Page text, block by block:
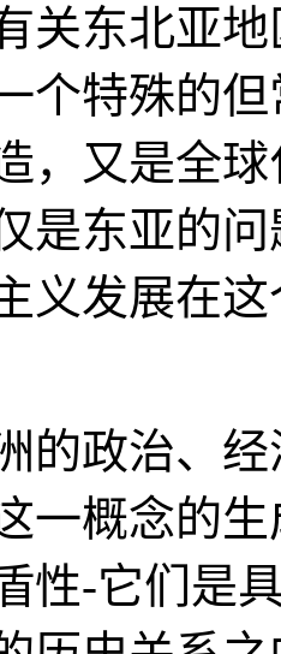
关东北亚
个特殊的
，又是全
是东亚的
义发展在
的政治、
一概念的
性-它们是